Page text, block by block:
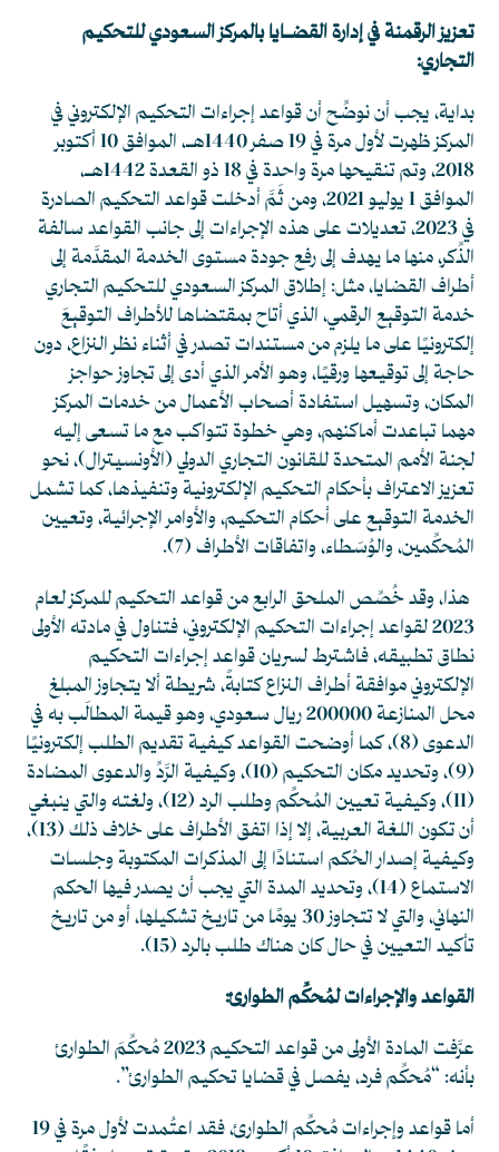
تعزيز الرقمنة في إدارة القضـايا بالمركز السعودي للتحكيم
التجاري:
بداية، يجب أن نوضِّح أن قواعد إجراءات التحكيم الإلكتروني في
المركز ظهرت لأول مرة في 19 صفر 1440هـ، الموافق 10 أكتوبر
2018، وتم تنقيحها مرة واحدة في 18 ذو القعدة 1442هـ،
الموافق 1 يوليو 2021، ومن ثَمَّ أدخلت قواعد التحكيم الصادرة
في 2023، تعديلات على هذه الإجراءات إلى جانب القواعد سالفة
الذِّكر، منها ما يهدف إلى رفع جودة مستوى الخدمة المقدَّمة إلى
أطراف القضايا، مثل: إطلاق المركز السعودي للتحكيم التجاري
خدمة التوقيع الرقمي، الذي أتاح بمقتضاها للأطراف التوقيعَ
إلكترونيًا على ما يلزم من مستندات تصدر في أثناء نظر النزاع، دون
حاجة إلى توقيعها ورقيًا، وهو الأمر الذي أدى إلى تجاوز حواجز
المكان، وتسهيل استفادة أصحاب الأعمال من خدمات المركز
مهما تباعدت أماكنهم، وهي خطوة تتواكب مع ما تسعى إليه
لجنة الأمم المتحدة للقانون التجاري الدولي (الأونسيترال)، نحو
تعزيز الاعتراف بأحكام التحكيم الإلكترونية وتنفيذها، كما تشمل
الخدمة التوقيع على أحكام التحكيم، والأوامر الإجرائية، وتعيين
المُحكِّمين، والوُسَطاء، واتفاقات الأطراف(7)
.
هذا، وقد خُصِّص الملحق الرابع من قواعد التحكيم للمركز لعام
2023 لقواعد إجراءات التحكيم الإلكتروني، فتناول في مادته الأولى
نطاق تطبيقه، فاشترط لسريان قواعد إجراءات التحكيم
الإلكتروني موافقة أطراف النزاع كتابةً، شريطة ألا يتجاوز المبلغ
محل المنازعة 200000 ريال سعودي، وهو قيمة المطالَب به في
الدعوى(8)
، كما أوضحت القواعد كيفية تقديم الطلب إلكترونيًا
(9)
، وتحديد مكان التحكيم(10)
، وكيفية الرَّدِّ والدعوى المضادة
(11)
، وكيفية تعيين المُحكِّم وطلب الرد(12)
، ولغته والتي ينبغي
أن تكون اللغة العربية، إلا إذا اتفق الأطراف على خلاف ذلك(13)
،
وكيفية إصدار الحُكم استنادًا إلى المذكرات المكتوبة وجلسات
الاستماع(14)
، وتحديد المدة التي يجب أن يصدر فيها الحكم
النهائي، والتي لا تتجاوز 30 يومًا من تاريخ تشكيلها، أو من تاريخ
تأكيد التعيين في حال كان هناك طلب بالرد(15)
.
القواعد والإجراءات لمُحكِّم الطوارئ:
عرَّفت المادة الأولى من قواعد التحكيم 2023 مُحكِّمَ الطوارئ
بأنه: “مُحكِّم فرد، يفصل في قضايا تحكيم الطوارئ”.
أما قواعد وإجراءات مُحكِّم الطوارئ، فقد اعتُمدت لأول مرة في 19